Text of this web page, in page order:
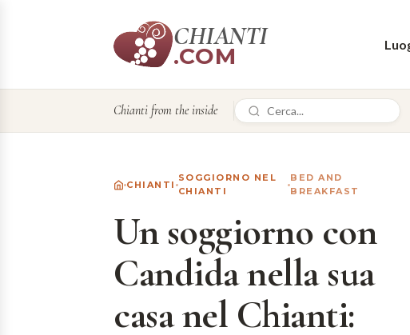
CHIANTI
.COM
Chianti from the inside
CHIANTI
SOGGIORNO NEL
CHIANTI
BED AND
BREAKFAST
Un soggiorno con
Candida nella sua
casa nel Chianti: